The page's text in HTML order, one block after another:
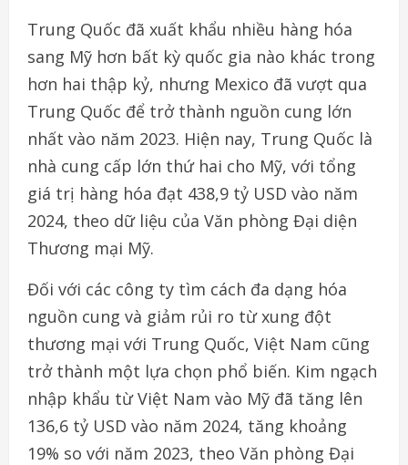
Trung Quốc đã xuất khẩu nhiều hàng hóa
sang Mỹ hơn bất kỳ quốc gia nào khác trong
hơn hai thập kỷ, nhưng Mexico đã vượt qua
Trung Quốc để trở thành nguồn cung lớn
nhất vào năm 2023. Hiện nay, Trung Quốc là
nhà cung cấp lớn thứ hai cho Mỹ, với tổng
giá trị hàng hóa đạt 438,9 tỷ USD vào năm
2024, theo dữ liệu của Văn phòng Đại diện
Thương mại Mỹ.
Đối với các công ty tìm cách đa dạng hóa
nguồn cung và giảm rủi ro từ xung đột
thương mại với Trung Quốc, Việt Nam cũng
trở thành một lựa chọn phổ biến. Kim ngạch
nhập khẩu từ Việt Nam vào Mỹ đã tăng lên
136,6 tỷ USD vào năm 2024, tăng khoảng
19% so với năm 2023, theo Văn phòng Đại